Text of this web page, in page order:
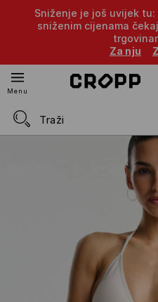
Sniženje je još uvijek
sniženim cijenama
Za nju
Menu